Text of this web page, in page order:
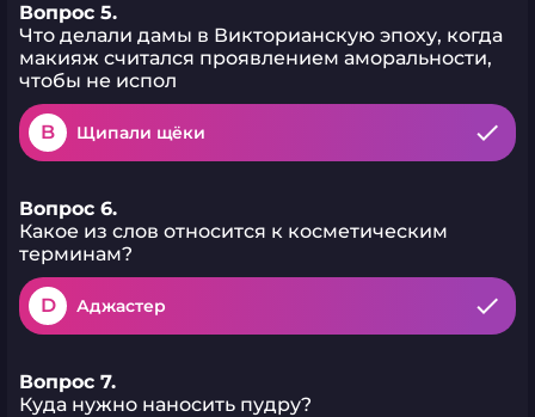
Вопрос 5.
Что делали дамы в Викторианскую эпоху, когда
макияж считался проявлением аморальности,
чтобы не испол
B Щипали щёки
Вопрос 6.
Какое из слов относится к косметическим
терминам?
D Аджастер
Вопрос 7.
Куда нужно наносить пудру?